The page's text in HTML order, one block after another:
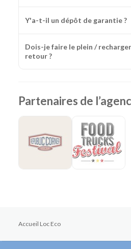
Y'a-t-il un dépôt de garantie ?
Dois-je faire le plein /
retour ?
Partenaires de
Accueil Loc Eco